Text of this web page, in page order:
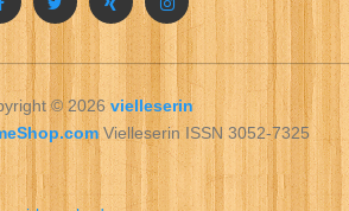
© 2026vielleserin
Vielleserin ISSN 3052-7325